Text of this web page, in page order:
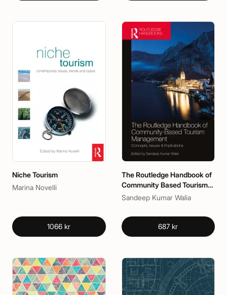
Niche Tourism
Marina Novelli
1066 kr
The Routledge Handbook of
Community Based Tourism
Management
Sandeep Kumar Walia
687 kr